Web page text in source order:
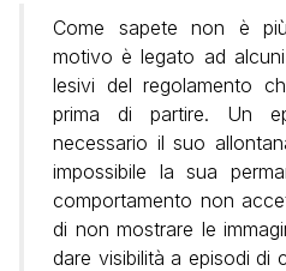
Come sapete non è
motivo è legato ad
lesivi del regolamento
prima di partire. Un
necessario il suo
impossibile la sua
comportamento non
di non mostrare le
dare visibilità a episodi di